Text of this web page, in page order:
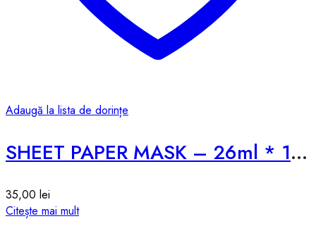
Adaugă la lista de dorințe
SHEET PAPER MASK – 26ml * 1pcs
35,00 lei
Citește mai mult